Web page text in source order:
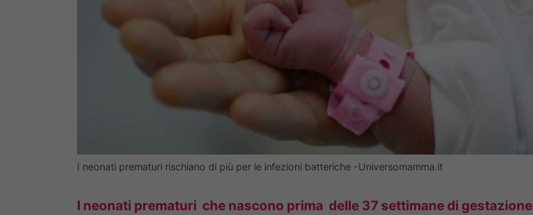
I neonati prematuri rischiano di più per le infezioni batteriche -Universomamma.it
I neonati prematuri che nascono prima delle 37 settimane di gestazione